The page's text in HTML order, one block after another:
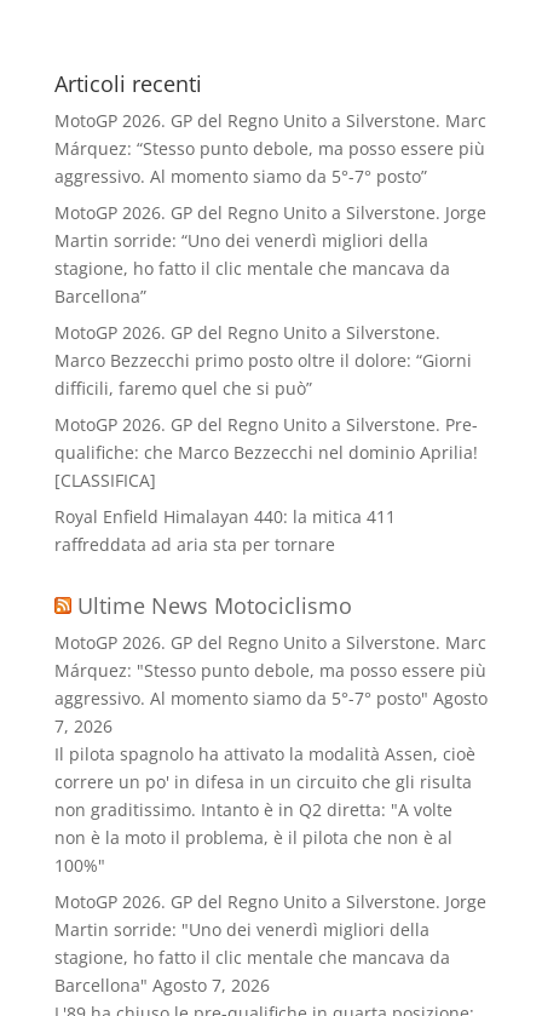
Articoli recenti
MotoGP 2026. GP del Regno Unito a Silverstone. Marc
Márquez: “Stesso punto debole, ma posso essere più
aggressivo. Al momento siamo da 5°-7° posto”
MotoGP 2026. GP del Regno Unito a Silverstone. Jorge
Martin sorride: “Uno dei venerdì migliori della
stagione, ho fatto il clic mentale che mancava da
Barcellona”
MotoGP 2026. GP del Regno Unito a Silverstone.
Marco Bezzecchi primo posto oltre il dolore: “Giorni
difficili, faremo quel che si può”
MotoGP 2026. GP del Regno Unito a Silverstone. Pre-
qualifiche: che Marco Bezzecchi nel dominio Aprilia!
[CLASSIFICA]
Royal Enfield Himalayan 440: la mitica 411
raffreddata ad aria sta per tornare
Ultime News Motociclismo
MotoGP 2026. GP del Regno Unito a Silverstone. Marc
Márquez: "Stesso punto debole, ma posso essere più
aggressivo. Al momento siamo da 5°-7° posto" Agosto
7, 2026
Il pilota spagnolo ha attivato la modalità Assen, cioè
correre un po' in difesa in un circuito che gli risulta
non graditissimo. Intanto è in Q2 diretta: "A volte
non è la moto il problema, è il pilota che non è al
100%"
MotoGP 2026. GP del Regno Unito a Silverstone. Jorge
Martin sorride: "Uno dei venerdì migliori della
stagione, ho fatto il clic mentale che mancava da
Barcellona" Agosto 7, 2026